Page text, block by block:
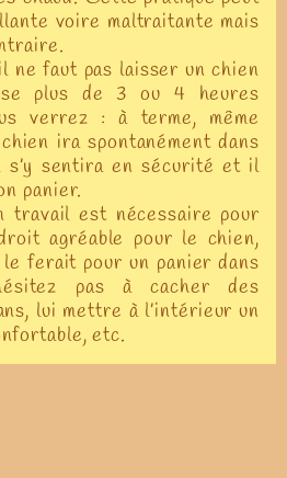
voire maltraitante mais
ne faut pas laisser un chien
plus de 3 ou 4 heures
verrez : à terme, même
ira spontanément dans
s’y sentira en sécurité et il
panier.
travail est nécessaire pour
agréable pour le chien,
ferait pour un panier dans
pas à cacher des
lui mettre à l’intérieur un
etc.